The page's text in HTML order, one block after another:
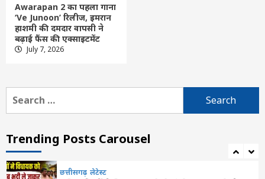
Awarapan 2 का पहला गाना
‘Ve Junoon’ रिलीज, इमरान
हाशमी की दमदार वापसी ने
बढ़ाई फैंस की एक्साइटमेंट
July 7, 2026
Search
for:
Trending Posts Carousel
5
बॉन्ड होंगे जारी
Feature राशि फल
Aaj ka panchang 6 August: आज सावन
7
Aaj ka Rashifal 6 August 2026: कैसा रहेगा
अपना भविष्यफल
छत्तीसगढ़ लेटेस्ट